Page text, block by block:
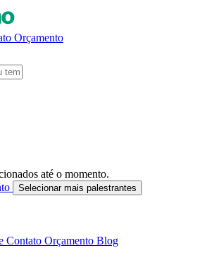
Orçamento
até o momento.
Selecionar mais palestrantes
Contato Orçamento Blog